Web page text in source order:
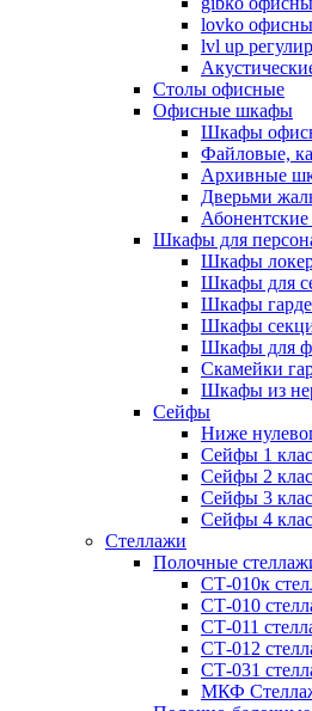
lovko
lvl up
Столы офисные
Офисные шкафы
Шкафы
Файловые,
Архивные
Дверьми
Шкафы для
Шкафы
Шкафы для
Шкафы
Шкафы
Шкафы для
Скамейки
Шкафы из
Сейфы
Ниже
Сейфы 1
Сейфы 2
Сейфы 3
Сейфы 4
Стеллажи
Полочные
СТ-010к
СТ-010
СТ-011
СТ-012
СТ-031
МКФ